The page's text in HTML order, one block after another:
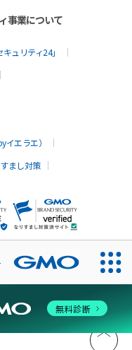
事業について
ュリティ24」
エラエ）
まし対策
無料診断